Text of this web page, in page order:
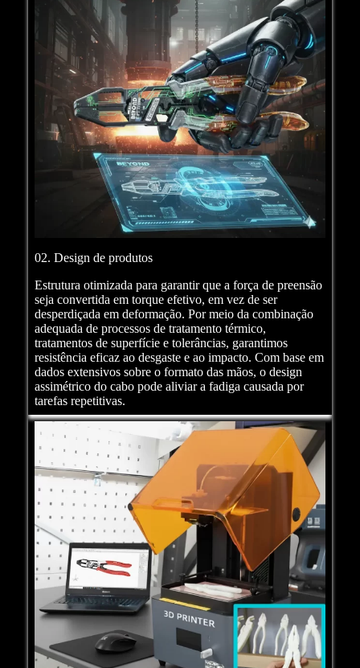
02. Design de produtos
Estrutura otimizada para garantir que a força de preensão
seja convertida em torque efetivo, em vez de ser
desperdiçada em deformação. Por meio da combinação
adequada de processos de tratamento térmico,
tratamentos de superfície e tolerâncias, garantimos
resistência eficaz ao desgaste e ao impacto. Com base em
dados extensivos sobre o formato das mãos, o design
assimétrico do cabo pode aliviar a fadiga causada por
tarefas repetitivas.